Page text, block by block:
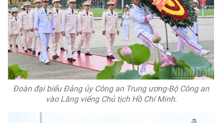
Đoàn đại biểu Đảng ủy Công an Trung ương-Bộ Công an
vào Lăng viếng Chủ tịch Hồ Chí Minh.